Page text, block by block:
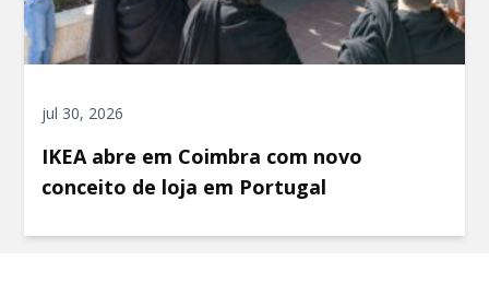
jul 30, 2026
IKEA abre em Coimbra com novo
conceito de loja em Portugal